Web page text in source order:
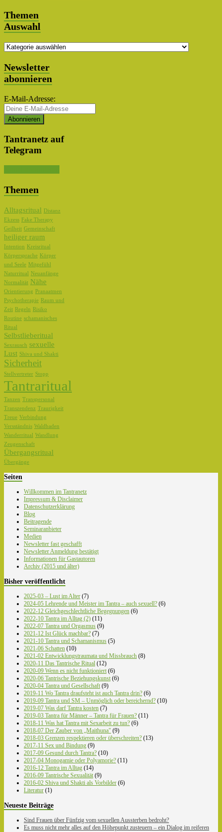
Themen
Auswahl
Themen
Newsletter
abonnieren
E-Mail-Adresse:
Tantranetz auf
Telegram
Themen
Alltagsritual
Distanz
Ekzess Fake Therapy
Geilheit Gemeinschaft
heiliger raum
Intention
Kreisritual
Körpersprache Körper
und Seele Mitgefühl
Naturritual
Neuanfänge
Normalität Nähe
Orientierung
Pranaatmen
Psychotherapie Raum und
Zeit Regeln
Risiko
Routine schamanisches
Ritual
Selbstlieberitual
Sexrausch sexuelle
Lust Shiva und Shakti
Sicherheit
Stellvertreter Stopp
Tantraritual
Tanzen Transpersonal
Transzendenz Traurigkeit
Treue Verbindung
Versständnis Waldbaden
Wanderritual Wandlung
Zeugenschaft
Übergangsritual
Übergänge
Seiten
Willkommen im Tantranetz
Impressum & Disclaimer
Datenschutzerklärung
Blog
Beitragende
Seminaranbieter
Medien
Newsletter fast geschafft
Newsletter Anmeldung bestätigt
Informationen für Gastautoren
Archiv (2015 und älter)
Bisher veröffentlicht
2025-03 – Lust im Alter (7)
2024-05 Lehrende und Meister im Tantra – auch sexuell? (6)
2022-12 Gleichgeschlechtliche Begegnungen (6)
2022-10 Tantra im Alltag (2) (11)
2022-07 Tantra und Orgasmus (9)
2021-12 Ist Glück machbar? (7)
2021-10 Tantra und Schamanismus (5)
2021-06 Schatten (10)
2021-02 Entwicklungstraumata und Missbrauch (8)
2020-11 Das Tantrische Ritual (12)
2020-09 Wenn es nicht funktioniert (6)
2020-06 Tantrische Beziehungskunst (6)
2020-04 Tantra und Gesellschaft (9)
2019-11 Wo Tantra draufsteht ist auch Tantra drin? (6)
2019-09 Tantra und SM – Unmöglich oder bereichernd? (10)
2019-07 Was darf Tantra kosten (7)
2019-03 Tantra für Männer – Tantra für Frauen? (11)
2018-11 Was hat Tantra mit Sexarbeit zu tun? (6)
2018-07 Der Zauber von „Maithuna" (9)
2018-03 Grenzen respektieren oder überschreiten? (13)
2017-11 Sex und Bindung (9)
2017-09 Gesund durch Tantra? (10)
2017-04 Monogamie oder Polyamorie? (11)
2016-12 Tantra im Alltag (14)
2016-09 Tantrische Sexualität (9)
2016-02 Shiva und Shakti als Vorbilder (6)
Literatur (1)
Neueste Beiträge
Sind Frauen über Fünfzig vom sexuellen Aussterben bedroht?
Es muss nicht mehr alles auf den Höhepunkt zusteuern – ein Dialog im reiferen